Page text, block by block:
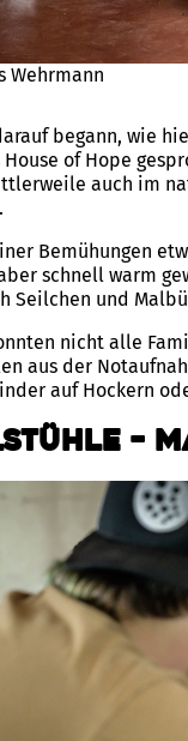
Wehrmann
begann, wie
House of Hope
auch im
Bemühungen
schnell warm
Seilchen und
nicht alle
aus der
auf Hockern
–